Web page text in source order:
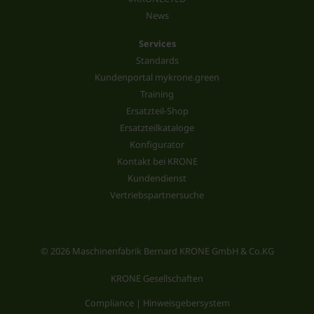
News
Services
Standards
Kundenportal mykrone.green
Training
Ersatzteil-Shop
Ersatzteilkataloge
Konfigurator
Kontakt bei KRONE
Kundendienst
Vertriebspartnersuche
© 2026 Maschinenfabrik Bernard KRONE GmbH & Co.KG
KRONE Gesellschaften
Compliance | Hinweisgebersystem